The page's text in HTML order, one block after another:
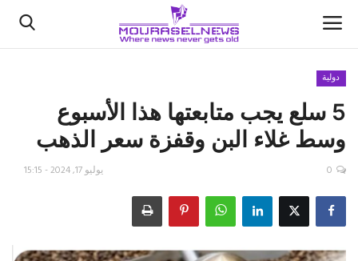
الأخبار
كتّابنا
اقتصاد
دولية
5 سلع يجب متابعتها هذا الأسبوع
وسط غلاء البن وقفزة سعر الذهب
يوليو 17, 2024 - 15:15 0